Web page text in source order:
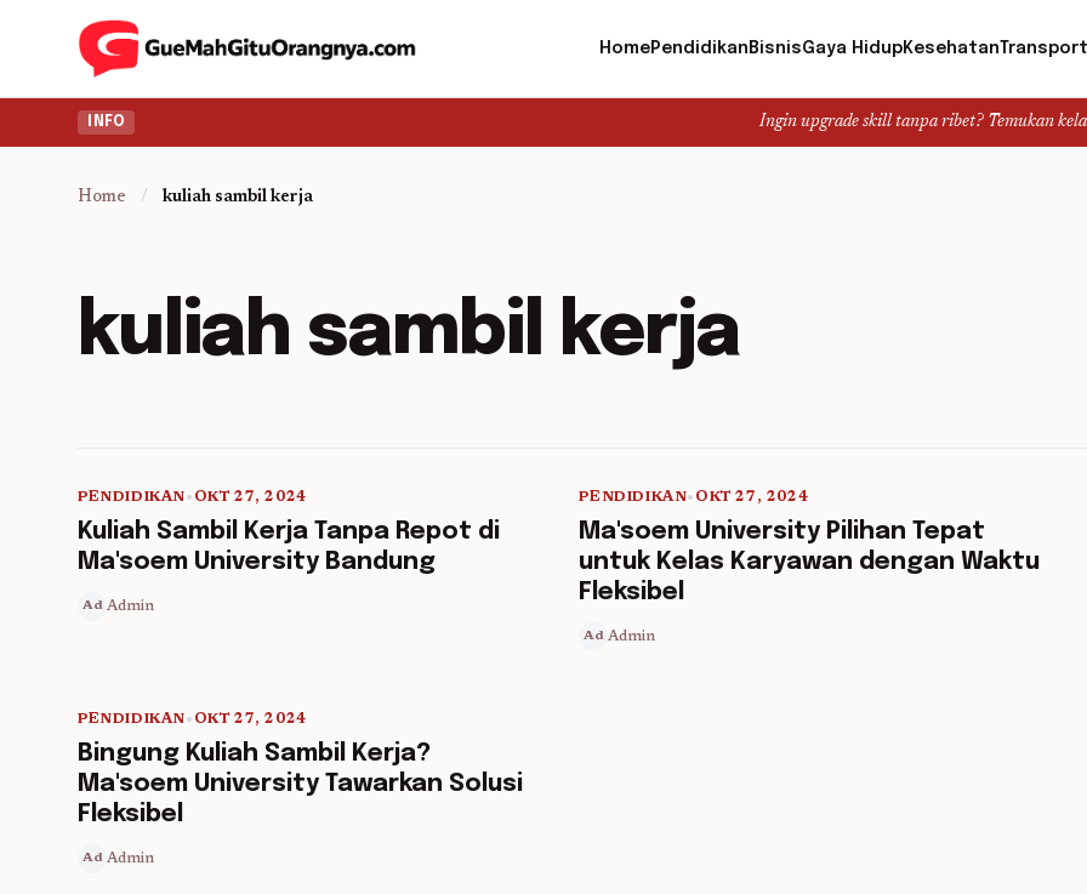
HomePendidikan BisnisGaya HidupKesehatan
INFO Ingin upgrade skill tanpa ribet? Temukan kelas seru
Home / kuliah sambil kerja
kuliah sambil kerja
5 min read
PENDIDIKAN• OKT 27, 2024
Kuliah Sambil Kerja Tanpa Repot di
Ma'soem University Bandung
Ad Admin
5 min read
PENDIDIKAN• OKT 27, 2024
Ma'soem University Pilihan Tepat
untuk Kelas Karyawan dengan Waktu
Fleksibel
Ad Admin
5 min read
PENDIDIKAN• OKT 27, 2024
Bingung Kuliah Sambil Kerja?
Ma'soem University Tawarkan Solusi
Fleksibel
Ad Admin